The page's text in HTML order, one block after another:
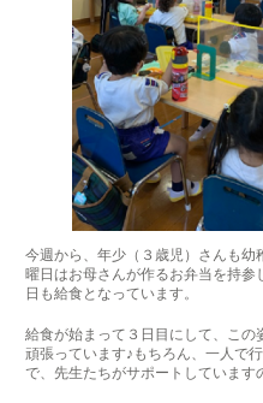
今週から、年少（３歳児）さんも
曜日はお母さんが作るお弁当を持
日も給食となっています。
給食が始まって３日目にして、こ
頑張っています♪もちろん、一人で
で、先生たちがサポートしています